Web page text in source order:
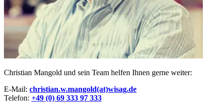
Christian Mangold und sein Team helfen Ihnen gerne weiter:
E-Mail: christian.w.mangold(at)wisag.de
Telefon: +49 (0) 69 333 97 333